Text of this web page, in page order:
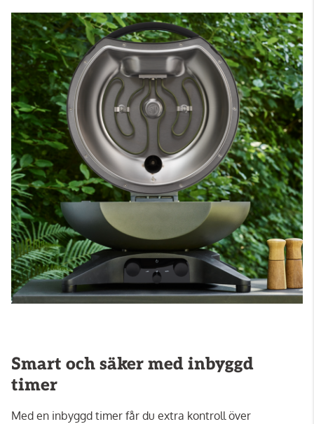
Smart och säker med inbyggd
timer
Med en inbyggd timer får du extra kontroll över